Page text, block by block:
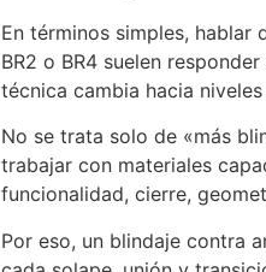
En términos simples,
BR2 o BR4 suelen
técnica cambia hacia
No se trata solo de «más
trabajar con materiales
funcionalidad, cierre,
Por eso, un blindaje contra